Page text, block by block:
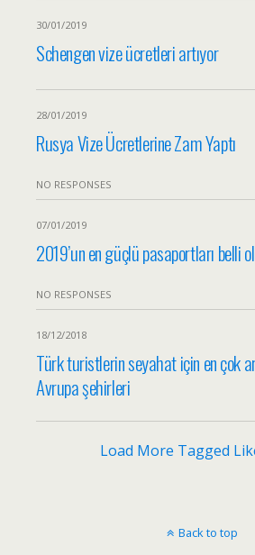
30/01/2019
Schengen vize ücretleri artıyor
28/01/2019
Rusya Vize Ücretlerine Zam Yaptı
NO RESPONSES
07/01/2019
2019’un en güçlü pasaportları belli
NO RESPONSES
18/12/2018
Türk turistlerin seyahat için en çok
Avrupa şehirleri
Load More Tagged
Back to top